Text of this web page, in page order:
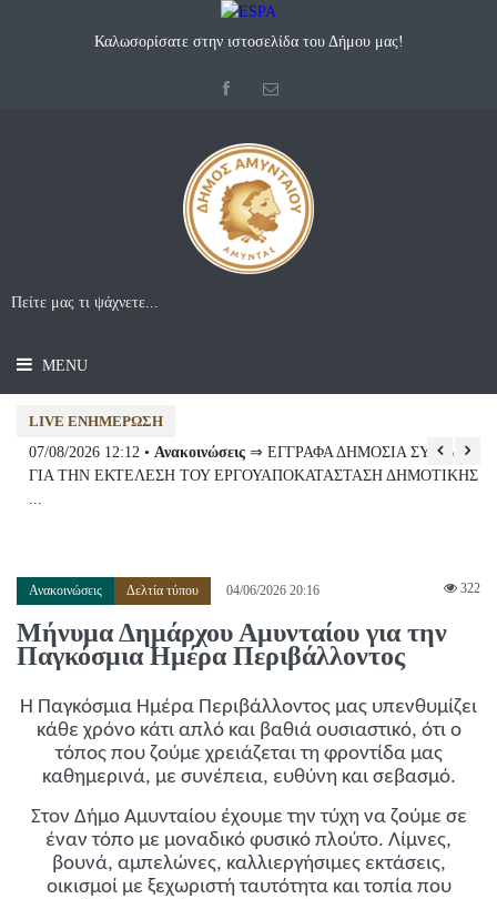
Καλωσορίσατε στην ιστοσελίδα του Δήμου μας!
MENU
LIVE ΕΝΗΜΈΡΩΣΗ
07/08/2026 12:12 • Ανακοινώσεις⇒ ΕΓΓΡΑΦΑ ΔΗΜΟΣΙΑ ΣΥΜΒΑΣΗ
ΓΙΑ ΤΗΝ ΕΚΤΕΛΕΣΗ ΤΟΥ ΕΡΓΟΥΑΠΟΚΑΤΑΣΤΑΣΗ ΔΗΜΟΤΙΚΗΣ
Ανακοινώσεις Δελτία τύπου 04/06/2026 20:16 322
Μήνυμα Δημάρχου Αμυνταίου για την
Παγκόσμια Ημέρα Περιβάλλοντος
Η Παγκόσμια Ημέρα Περιβάλλοντος μας υπενθυμίζει
κάθε χρόνο κάτι απλό και βαθιά ουσιαστικό, ότι ο
τόπος που ζούμε χρειάζεται τη φροντίδα μας
καθημερινά, με συνέπεια, ευθύνη και σεβασμό.
Στον Δήμο Αμυνταίου έχουμε την τύχη να ζούμε σε
έναν τόπο με μοναδικό φυσικό πλούτο. Λίμνες,
βουνά, αμπελώνες, καλλιεργήσιμες εκτάσεις,
οικισμοί με ξεχωριστή ταυτότητα και τοπία που